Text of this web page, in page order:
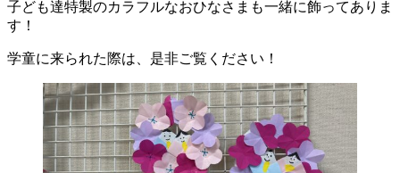
子ども達特製のカラフルなおひなさまも一緒に飾ってありま
す！
学童に来られた際は、是非ご覧ください！